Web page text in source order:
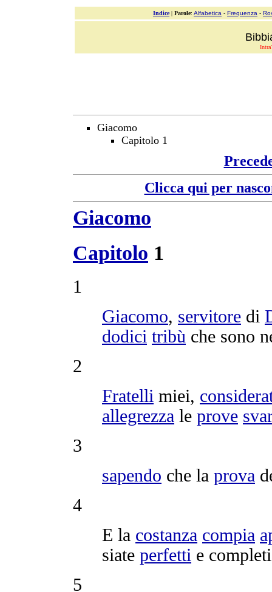
Indice| Parole: Alfabetica - Frequenza -
Giacomo
Capitolo 1
Clicca qui per
Giacomo
Capitolo 1
1
Giacomo, servitore di
dodici tribù che sono
2
Fratelli miei,
allegrezza le prove
3
sapendo che la prova
4
E la costanza compia
siate perfetti e completi
5